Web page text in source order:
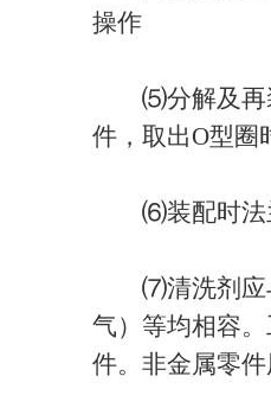
操作
⑸分解及再装
件，取出O型圈
⑹装配时法兰
⑺清洗剂应与
气）等均相容
件。非金属零